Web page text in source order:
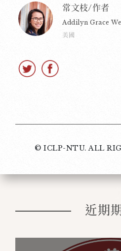
常文枝/作者
Addilyn Grace
美國
© ICLP-NTU. ALL
近期